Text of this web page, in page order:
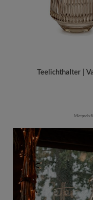
Teelichthalter |
Mietpreis